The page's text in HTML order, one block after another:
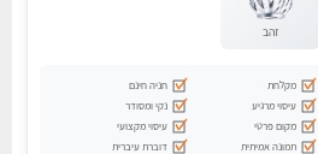
זהב
מקלחת
חניה חינם
עיסוי מרגיע
נקי ומסודר
מקום פרטי
עיסוי מקצועי
תמונה אמיתית
דוברת עיברית